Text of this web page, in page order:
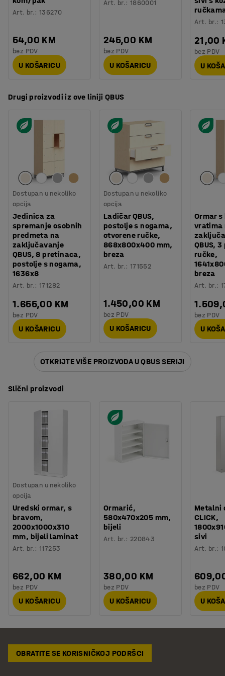
praškastom tehnikom daje čvrstu i izdržljivu površinu
koja je savršena za namještaj koji se koristi svaki dan.
Želite više prostora za spremanje? Namještaj QBUS je
izrađen tako da odgovara ostalom namještaju, a
zahvaljujući modularnom načinu slaganja možete
sastaviti svoj prostor za spremanje. Za učinkovit radni
Art. br.:136270
54,00 KM
bez PDV
U KOŠARICU
Art. br.: 1860001
245,00 KM
bez PDV
U KOŠARICU
Art. br.:
21,00
bez PDV
U
Drugi proizvodi iz ove liniji QBUS
Dostupan u nekoliko
opcija
Jedinica za
spremanje osobnih
predmeta na
zaključavanje
QBUS, 8 pretinaca,
postolje s nogama,
1636x8
Art. br.:171282
1.655,00 KM
bez PDV
U KOŠARICU
Dostupan u nekoliko
opcija
Ladičar QBUS,
postolje s nogama,
otvorene ručke,
868x800x400 mm,
breza
Art. br.: 171552
1.450,00 KM
bez PDV
U KOŠARICU
Ormar
vratima
QBUS,
ručke,
breza
Art. br.:
bez PDV
U
OTKRIJTE VIŠE PROIZVODA U QBUS SERIJI
Slični proizvodi
Dostupan u nekoliko
opcija
Uredski ormar, s
bravom,
2000x1000x310
mm, bijeli laminat
Art. br.:117253
662,00 KM
bez PDV
U KOŠARICU
Ormarić,
580x470x205 mm,
bijeli
Art. br.: 220843
380,00 KM
bez PDV
U KOŠARICU
Metalni
CLICK,
sivi
Art. br.:
bez PDV
U
OBRATITE SE KORISNIČKOJ PODRŠCI